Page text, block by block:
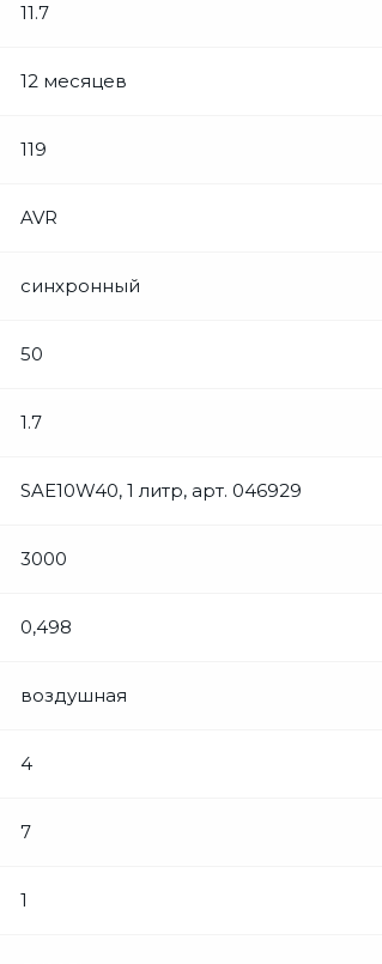
11.7
12 месяцев
119
AVR
синхронный
50
1.7
SAE10W40, 1 литр, арт. 046929
3000
0,498
воздушная
4
7
1